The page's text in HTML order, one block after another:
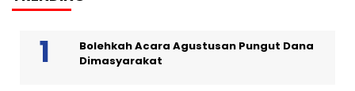
Bolehkah Acara Agustusan Pungut Dana
Dimasyarakat